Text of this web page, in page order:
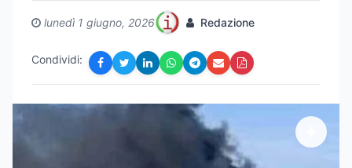
lunedì 1 giugno, 2026 Redazione
Condividi: